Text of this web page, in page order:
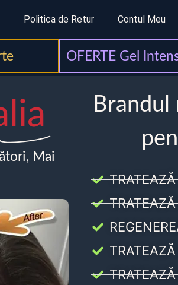
Politica de Retur Contul Meu
OFERTE Gel
Mai